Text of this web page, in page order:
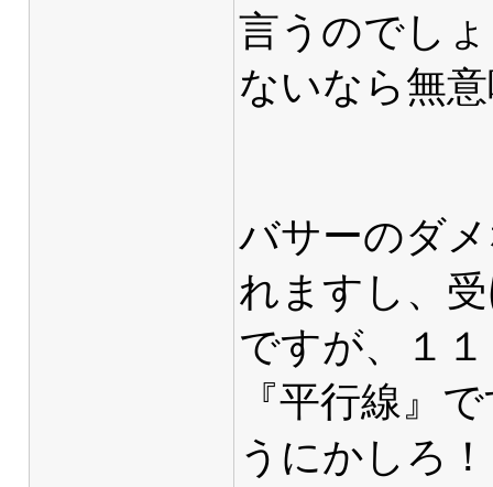
言うのでし
ないなら無
バサーのダ
れますし、
ですが、１
『平行線』
うにかしろ